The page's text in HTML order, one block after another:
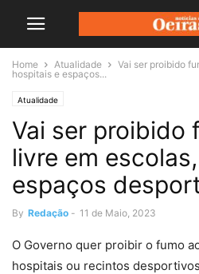
Home Atualidade
Vai ser proibido
hospitais e espaços...
Atualidade
Vai ser proibido
livre em
espaços
By Redação - 11 de Maio, 2023
O Governo quer proibir o fumo
hospitais ou recintos